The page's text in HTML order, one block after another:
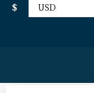
$